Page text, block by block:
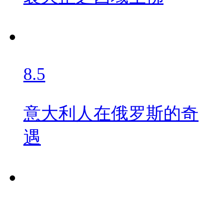
8.5
意大利人在俄罗斯的奇
遇